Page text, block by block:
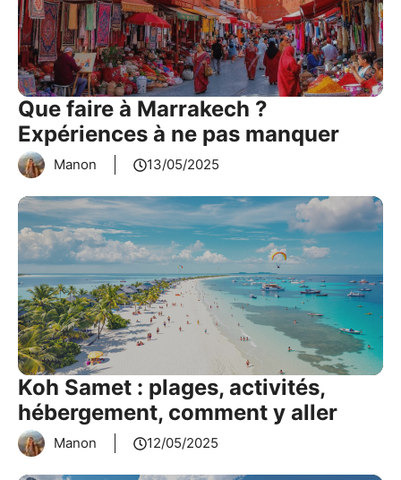
Que faire à Marrakech ?
Expériences à ne pas manquer
Manon 13/05/2025
Koh Samet : plages, activités,
hébergement, comment y aller
Manon 12/05/2025